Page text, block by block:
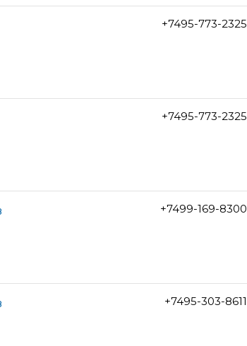
+7495-773-2325
+7495-773-2325
+7499-169-8300
+7495-303-8611